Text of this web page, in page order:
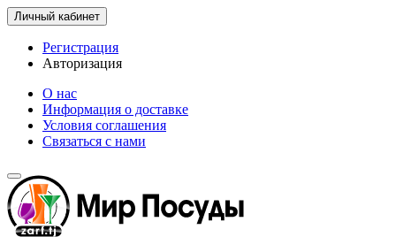
Личный кабинет
Регистрация
Авторизация
О нас
Информация о доставке
Условия соглашения
Связаться с нами